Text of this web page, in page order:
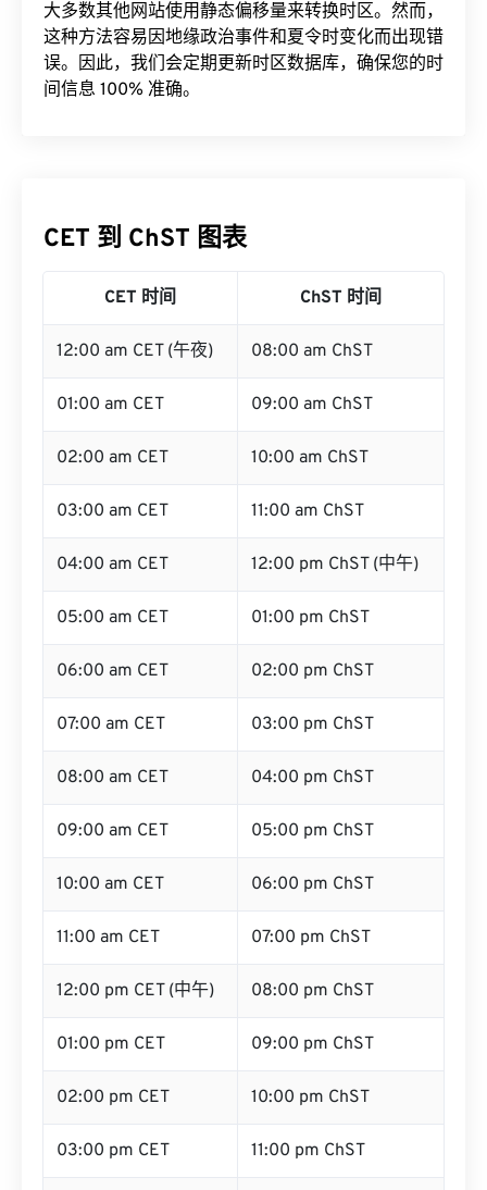
大多数其他网站使用静态偏移量来转换时区。然而，
这种方法容易因地缘政治事件和夏令时变化而出现错
误。因此，我们会定期更新时区数据库，确保您的时
间信息 100% 准确。
CET 到 ChST 图表
CET 时间 ChST 时间
12:00 am CET (午夜) 08:00 am ChST
01:00 am CET 09:00 am ChST
02:00 am CET 10:00 am ChST
03:00 am CET 11:00 am ChST
04:00 am CET 12:00 pm ChST (中午)
05:00 am CET 01:00 pm ChST
06:00 am CET 02:00 pm ChST
07:00 am CET 03:00 pm ChST
08:00 am CET 04:00 pm ChST
09:00 am CET 05:00 pm ChST
10:00 am CET 06:00 pm ChST
11:00 am CET 07:00 pm ChST
12:00 pm CET (中午) 08:00 pm ChST
01:00 pm CET 09:00 pm ChST
02:00 pm CET 10:00 pm ChST
03:00 pm CET 11:00 pm ChST